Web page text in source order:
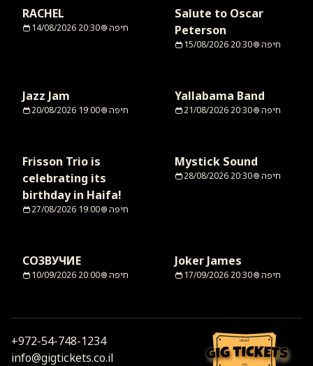
RACHEL
14/08/2026 20:30 חיפה
Salute to Oscar
Peterson
15/08/2026 20:30 חיפה
Jazz Jam
20/08/2026 19:00 חיפה
Yallabama Band
21/08/2026 20:30 חיפה
Frisson Trio is
celebrating its
birthday in Haifa!
27/08/2026 19:00 חיפה
Mystick Sound
28/08/2026 20:30 חיפה
СОЗВУЧИЕ
10/09/2026 20:00 חיפה
Joker James
17/09/2026 20:30 חיפה
+972-54-748-1234
info@gigtickets.co.il
israel
2026